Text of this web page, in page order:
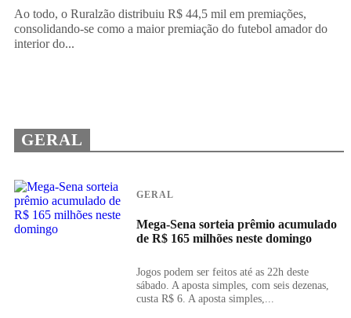
Ao todo, o Ruralzão distribuiu R$ 44,5 mil em premiações,
consolidando-se como a maior premiação do futebol amador do
interior do...
GERAL
GERAL
Mega-Sena sorteia prêmio acumulado
de R$ 165 milhões neste domingo
Jogos podem ser feitos até as 22h deste
sábado. A aposta simples, com seis dezenas,
custa R$ 6. A aposta simples,...